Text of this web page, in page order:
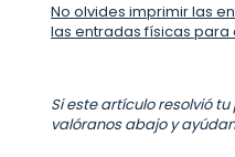
No olvides imprimir las
las entradas físicas
Si este artículo resolvió
valóranos abajo y